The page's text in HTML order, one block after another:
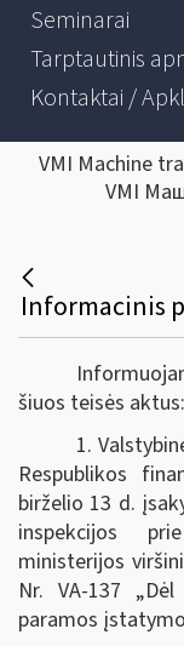
Seminarai
Tarptautinis
Kontaktai /
VMI Machine
VMI
šiuos teisės aktus:
1.
Respublikos
birželio 13 d.
inspekcijos
ministerijos
Nr. VA-137
paramos